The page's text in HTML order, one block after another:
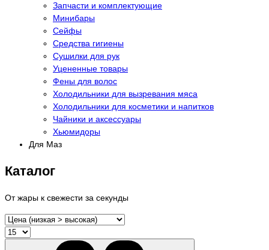
Запчасти и комплектующие
Минибары
Сейфы
Средства гигиены
Сушилки для рук
Уцененные товары
Фены для волос
Холодильники для вызревания мяса
Холодильники для косметики и напитков
Чайники и аксессуары
Хьюмидоры
Для Маз
Каталог
От жары к свежести за секунды